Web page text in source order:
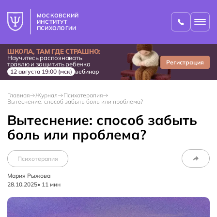
МОСКОВСКИЙ
ИНСТИТУТ
ПСИХОЛОГИИ
ШКОЛА, ТАМ ГДЕ СТРАШНО:
Научитесь распознавать
травлю и защитить ребенка
12 августа 19:00 (мск) вебинар
Регистрация
Главная Журнал
Психотерапия
Вытеснение: способ забыть боль или проблема?
Вытеснение: способ забыть
боль или проблема?
Мария Рыжова
28.10.2025• 11 мин
Психотерапия